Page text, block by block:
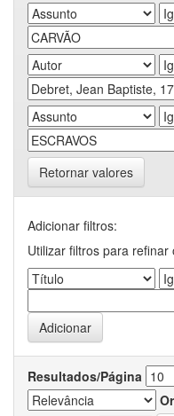
Retornar valores
Adicionar filtros:
Utilizar filtros para
Resultados/Página